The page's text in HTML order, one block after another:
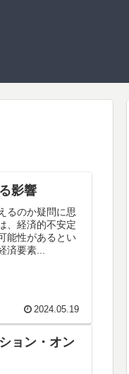
影響
るのか疑問に思
、経済的不安定
能性があるとい
済要素...
2024.05.19
ョン・オン